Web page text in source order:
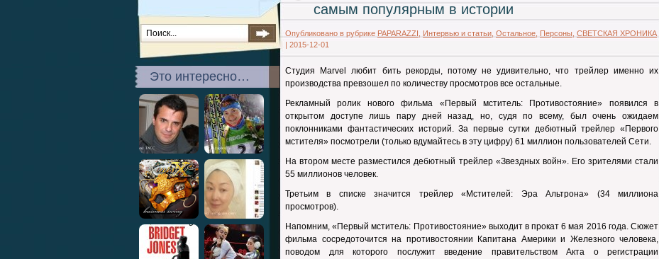
Это интересно…
самым популярным в истории
Опубликовано в рубрике PAPARAZZI Интервью и статьи Остальное Персоны СВЕТСКАЯ ХРОНИКА
| 2015-12-01
Студия Marvel любит бить рекорды, потому не удивительно, что трейлер именно их
производства превзошел по количеству просмотров все остальные.
Рекламный ролик нового фильма «Первый мститель: Противостояние» появился в
открытом доступе лишь пару дней назад, но, судя по всему, был очень ожидаем
поклонниками фантастических историй. За первые сутки дебютный трейлер «Первого
мстителя» посмотрели (только вдумайтесь в эту цифру) 61 миллион пользователей Сети.
На втором месте разместился дебютный трейлер «Звездных войн». Его зрителями стали
55 миллионов человек.
Третьим в списке значится трейлер «Мстителей: Эра Альтрона» (34 миллиона
просмотров).
Напомним, «Первый мститель: Противостояние» выходит в прокат 6 мая 2016 года. Сюжет
фильма сосредоточится на противостоянии Капитана Америки и Железного человека,
поводом для которого послужит введение правительством Акта о регистрации